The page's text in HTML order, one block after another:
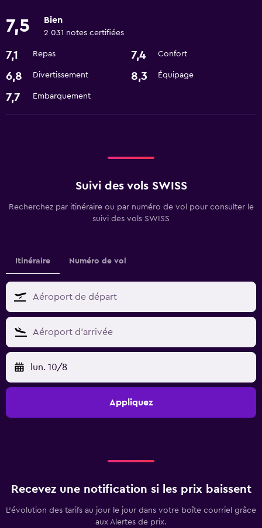
7,5 Bien
2 031 notes certifiées
7,1 Repas 7,4 Confort
6,8 Divertissement 8,3 Équipage
7,7 Embarquement
Suivi des vols SWISS
Recherchez par itinéraire ou par numéro de vol pour consulter le
suivi des vols SWISS
Itinéraire Numéro de vol
lun. 10/8
Appliquez
Recevez une notification si les prix baissent
L’évolution des tarifs au jour le jour dans votre boîte courriel grâce
aux Alertes de prix.